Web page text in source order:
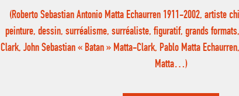
(Roberto Sebastian Antonio Matta Echaurren 1911-2002, artiste
peinture, dessin, surréalisme, surréaliste, figuratif, grands
Clark, John Sebastian « Batan » Matta-Clark, Pablo Matta
Matta…)